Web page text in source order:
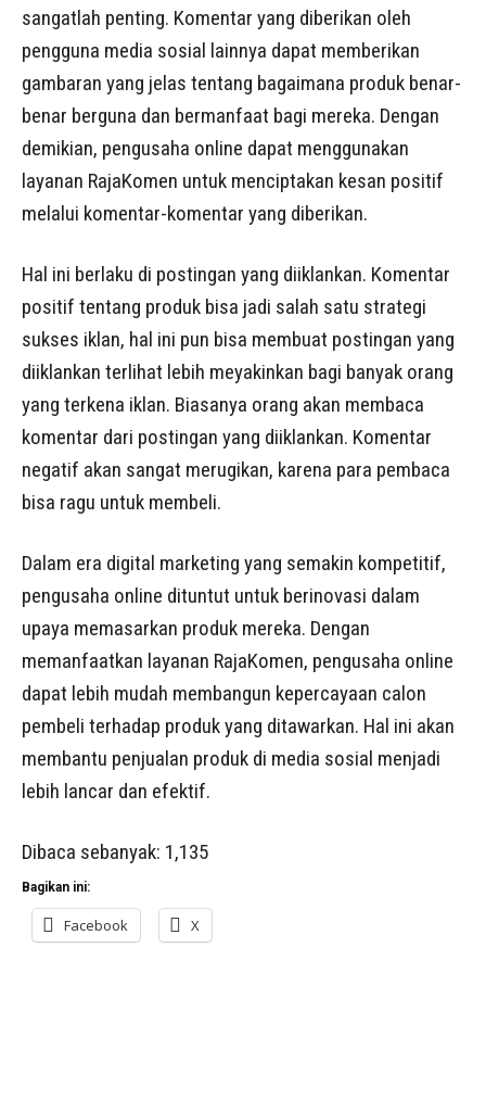
sangatlah penting. Komentar yang diberikan oleh
pengguna media sosial lainnya dapat memberikan
gambaran yang jelas tentang bagaimana produk benar-
benar berguna dan bermanfaat bagi mereka. Dengan
demikian, pengusaha online dapat menggunakan
layanan RajaKomen untuk menciptakan kesan positif
melalui komentar-komentar yang diberikan.
Hal ini berlaku di postingan yang diiklankan. Komentar
positif tentang produk bisa jadi salah satu strategi
sukses iklan, hal ini pun bisa membuat postingan yang
diiklankan terlihat lebih meyakinkan bagi banyak orang
yang terkena iklan. Biasanya orang akan membaca
komentar dari postingan yang diiklankan. Komentar
negatif akan sangat merugikan, karena para pembaca
bisa ragu untuk membeli.
Dalam era digital marketing yang semakin kompetitif,
pengusaha online dituntut untuk berinovasi dalam
upaya memasarkan produk mereka. Dengan
memanfaatkan layanan RajaKomen, pengusaha online
dapat lebih mudah membangun kepercayaan calon
pembeli terhadap produk yang ditawarkan. Hal ini akan
membantu penjualan produk di media sosial menjadi
lebih lancar dan efektif.
Dibaca sebanyak: 1,135
Bagikan ini:
Facebook X